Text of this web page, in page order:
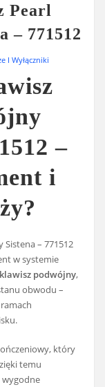
Pearl
– 771512
I Wyłączniki
–
i
Sistena – 771512
w systemie
klawisz podwójny,
obwodu –
który
temu
wygodne